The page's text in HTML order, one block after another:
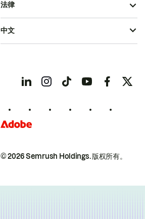
© 2026 Semrush Holdings.版权所有。
法律
中文